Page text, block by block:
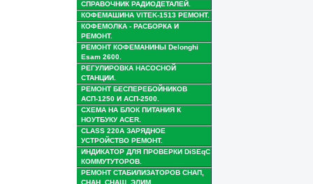
СПРАВОЧНИК РАДИОДЕТАЛЕЙ.
КОФЕМАШИНА VITEK-1513 РЕМОНТ.
КОФЕМОЛКА - РАСБОРКА И
РЕМОНТ.
РЕМОНТ КОФЕМАНИНЫ Delonghi
Esam 2600.
РЕГУЛИРОВКА НАСОСНОЙ
СТАНЦИИ.
РЕМОНТ БЕСПЕРЕБОЙНИКОВ
АСП-1250 И АСП-2500.
СХЕМА НА БЛОК ПИТАНИЯ К
НОУТБУКУ ACER.
CLASS 220A ЗАРЯДНОЕ
УСТРОЙСТВО РЕМОНТ.
ИНДИКАТОР ДЛЯ ПРОВЕРКИ DiSEqC
КОММУТУТОРОВ.
РЕМОНТ СТАБИЛИЗАТОРОВ СНАП,
СНАН, СНАШ, ЭЛИМ.